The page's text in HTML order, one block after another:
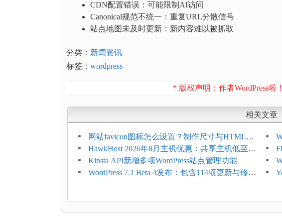
CDN配置错误：可能限制AI访问
Canonical规范不统一：重复URL分散信号
站点地图未及时更新：新内容难以被抓取
分类： 新闻资讯
标签： wordpress
* 版权声明：作者WordPress啦
相关文章
网站favicon图标怎么设置？制作尺寸与HTML添
加方法
HawkHost 2026年8月主机优惠：共享主机低至
$2.61/月，高性能主机同步折扣
Kinsta API新增多项WordPress站点管理功能
WordPress 7.1 Beta 4发布：包含114项更新与修